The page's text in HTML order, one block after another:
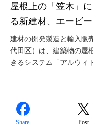
屋根上の「笠木」
る新建材、エービ
建材の開発製造と輸入販
代田区）は、建築物の屋
きるシステム「アルウィ
Share Post